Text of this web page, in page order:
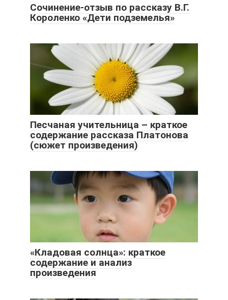
Сочинение-отзыв по рассказу В.Г.
Короленко «Дети подземелья»
Песчаная учительница – краткое
содержание рассказа Платонова
(сюжет произведения)
«Кладовая солнца»: краткое
содержание и анализ
произведения